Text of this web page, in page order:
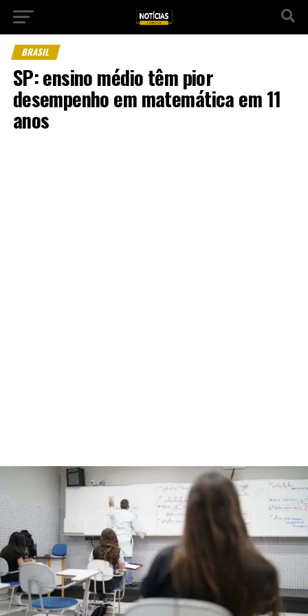
BRASIL
SP: ensino médio têm pior
desempenho em matemática em 11
anos